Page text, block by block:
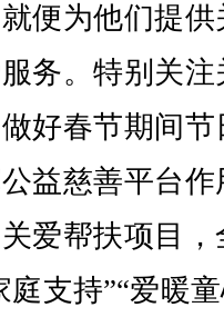
便为他们提
务。特别关
好春节期间
益慈善平台
爱帮扶项目
支持”“爱暖